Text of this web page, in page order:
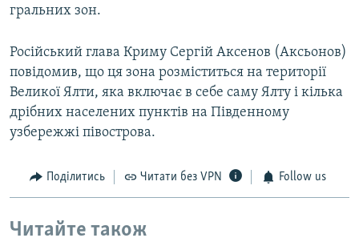
гральних зон.
Російський глава Криму Сергій Аксенов (Аксьонов)
повідомив, що ця зона розміститься на території
Великої Ялти, яка включає в себе саму Ялту і кілька
дрібних населених пунктів на Південному
узбережжі півострова.
Поділитись Читати без VPN Follow us
Читайте також